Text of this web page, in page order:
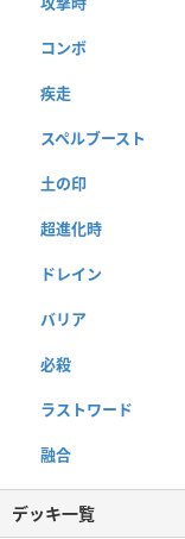
コンボ
疾走
スペルブースト
土の印
超進化時
ドレイン
バリア
必殺
ラストワード
融合
デッキ一覧